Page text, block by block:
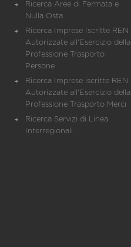
Ricerca Aree di Fermata e
Nulla Osta
Ricerca Imprese Iscritte REN
Autorizzate all'Esercizio della
Professione Trasporto
Persone
Ricerca Imprese iscritte REN
Autorizzate all'Esercizio della
Professione Trasporto Merci
Ricerca Servizi di Linea
Interregionali